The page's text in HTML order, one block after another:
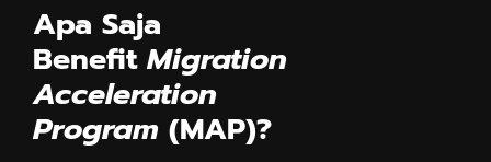
Apa Saja
Benefit Migration
Acceleration
Program (MAP)?